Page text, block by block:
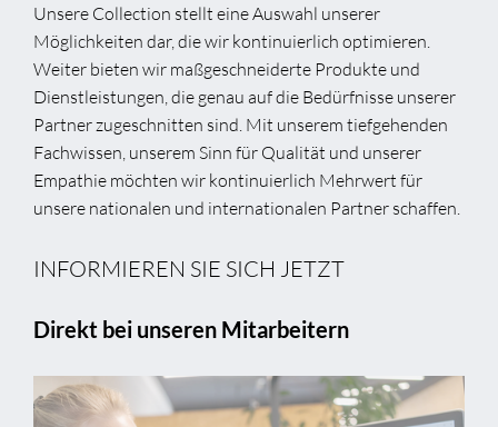
Unsere Collection stellt eine Auswahl unserer
Möglichkeiten dar, die wir kontinuierlich optimieren.
Weiter bieten wir maßgeschneiderte Produkte und
Dienstleistungen, die genau auf die Bedürfnisse unserer
Partner zugeschnitten sind. Mit unserem tiefgehenden
Fachwissen, unserem Sinn für Qualität und unserer
Empathie möchten wir kontinuierlich Mehrwert für
unsere nationalen und internationalen Partner schaffen.
INFORMIEREN SIE SICH JETZT
Direkt bei unseren Mitarbeitern